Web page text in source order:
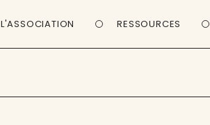
L'ASSOCIATION RESSOURCES